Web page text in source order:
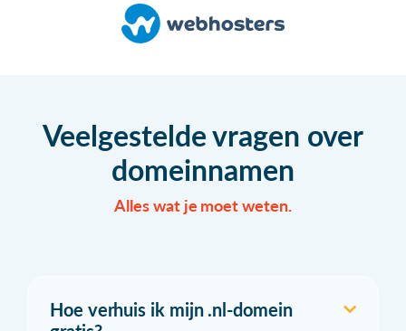
Veelgestelde vragen over
domeinnamen
Alles wat je moet weten.
Hoe verhuis ik mijn .nl-domein